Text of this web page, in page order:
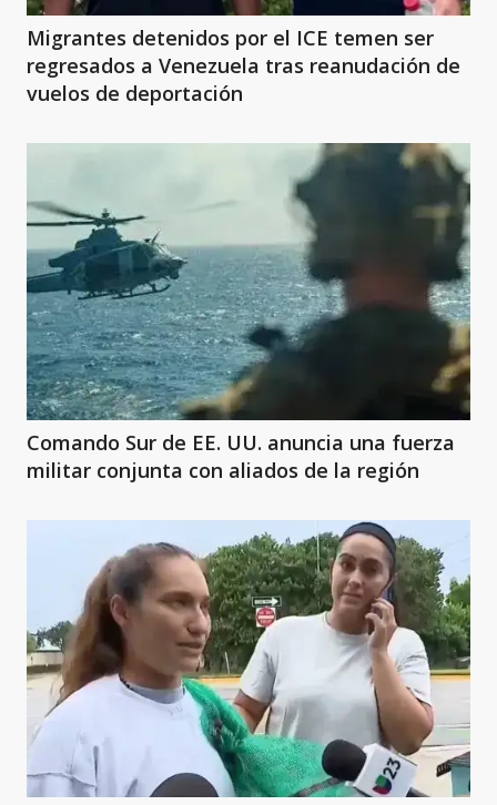
Migrantes detenidos por el ICE temen ser
regresados a Venezuela tras reanudación de
vuelos de deportación
Comando Sur de EE. UU. anuncia una fuerza
militar conjunta con aliados de la región